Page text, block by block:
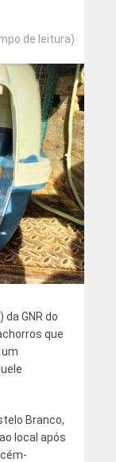
de leitura)
GNR do
que
Branco,
local após